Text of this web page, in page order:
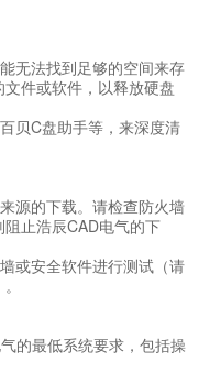
无法找到足够的空间来存
件或软件，以释放硬盘
贝C盘助手等，来深度清
源的下载。请检查防火墙
止浩辰CAD电气的下
或安全软件进行测试（请
的最低系统要求，包括操